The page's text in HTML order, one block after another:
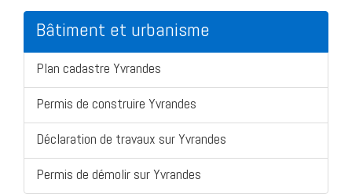
Bâtiment et urbanisme
Plan cadastre Yvrandes
Permis de construire Yvrandes
Déclaration de travaux sur Yvrandes
Permis de démolir sur Yvrandes